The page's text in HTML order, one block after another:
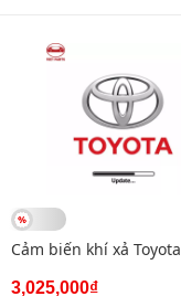
Cảm biến khí xả
3,025,000₫